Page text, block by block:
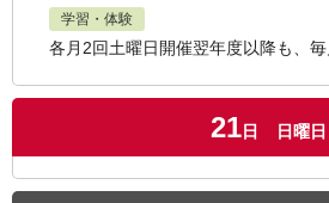
学習・体験
各月2回土曜日開催翌年度以降も、
21日 日曜日